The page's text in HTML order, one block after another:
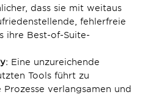
dass sie mit weitaus
fehlerfreie
ihre Best-of-Suite-
: Eine unzureichende
Tools führt zu
verlangsamen und